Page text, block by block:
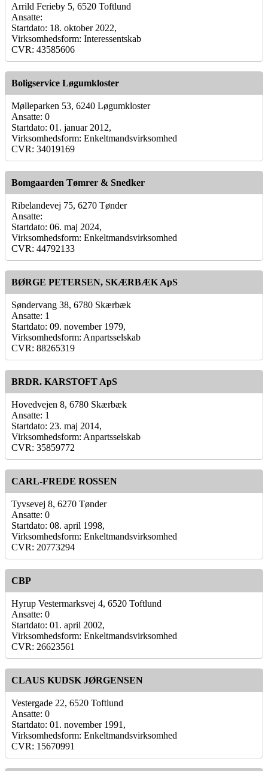
Arrild Ferieby 5, 6520 Toftlund
Ansatte:
Startdato: 18. oktober 2022,
Virksomhedsform: Interessentskab
CVR: 43585606
Boligservice Løgumkloster
Mølleparken 53, 6240 Løgumkloster
Ansatte: 0
Startdato: 01. januar 2012,
Virksomhedsform: Enkeltmandsvirksomhed
CVR: 34019169
Bomgaarden Tømrer & Snedker
Ribelandevej 75, 6270 Tønder
Ansatte:
Startdato: 06. maj 2024,
Virksomhedsform: Enkeltmandsvirksomhed
CVR: 44792133
BØRGE PETERSEN, SKÆRBÆK ApS
Søndervang 38, 6780 Skærbæk
Ansatte: 1
Startdato: 09. november 1979,
Virksomhedsform: Anpartsselskab
CVR: 88265319
BRDR. KARSTOFT ApS
Hovedvejen 8, 6780 Skærbæk
Ansatte: 1
Startdato: 23. maj 2014,
Virksomhedsform: Anpartsselskab
CVR: 35859772
CARL-FREDE ROSSEN
Tyvsevej 8, 6270 Tønder
Ansatte: 0
Startdato: 08. april 1998,
Virksomhedsform: Enkeltmandsvirksomhed
CVR: 20773294
CBP
Hyrup Vestermarksvej 4, 6520 Toftlund
Ansatte: 0
Startdato: 01. april 2002,
Virksomhedsform: Enkeltmandsvirksomhed
CVR: 26623561
CLAUS KUDSK JØRGENSEN
Vestergade 22, 6520 Toftlund
Ansatte: 0
Startdato: 01. november 1991,
Virksomhedsform: Enkeltmandsvirksomhed
CVR: 15670991